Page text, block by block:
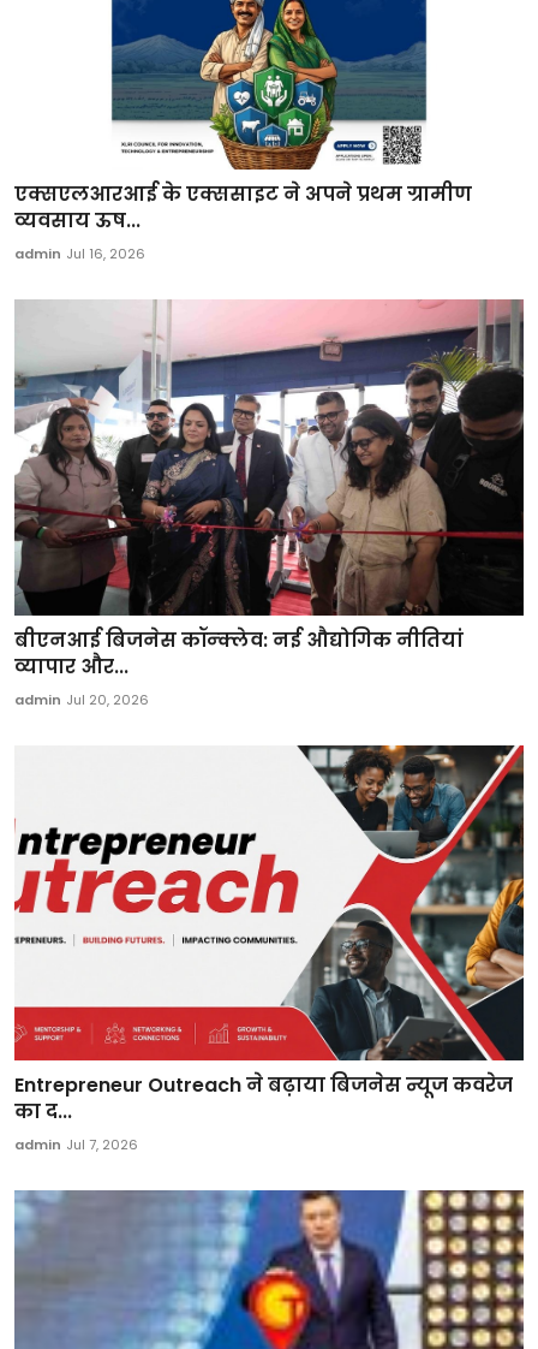
एक्सएलआरआई के एक्ससाइट ने अपने प्रथम ग्रामीण
व्यवसाय ऊष...
admin Jul 16, 2026
बीएनआई बिजनेस कॉन्क्लेव: नई औद्योगिक नीतियां
व्यापार और...
admin Jul 20, 2026
Entrepreneur Outreach ने बढ़ाया बिजनेस न्यूज कवरेज
का द...
admin Jul 7, 2026